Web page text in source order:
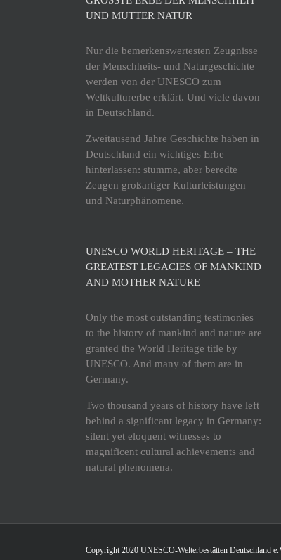
ND MUTTER NATUR
Nur die bemerkenswertesten Zeugnisse
der Menschheits- und Naturgeschichte
werden von der UNESCO zum
Weltkulturerbe erklärt. Und viele davon
in Deutschland.
Zweitausend Jahre Geschichte haben in
Deutschland ein wichtiges Erbe
hinterlassen: stumme, aber beredte
Zeugen großartiger Kulturleistungen
und Naturphänomene.
UNESCO WORLD HERITAGE – THE
GREATEST LEGACIES OF MANKIND
AND MOTHER NATURE
Only the most outstanding testimonies
to the history of mankind and nature are
granted the World Heritage title by
UNESCO. And many of them are in
Germany.
Two thousand years of history have left
behind a significant legacy in Germany:
silent yet eloquent witnesses to
magnificent cultural achievements and
natural phenomena.
Copyright 2020 UNESCO-Welterbestätten Deutschland